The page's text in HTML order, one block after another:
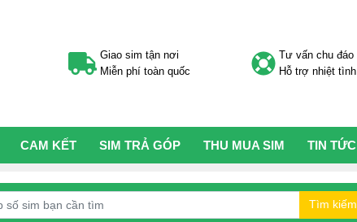
Giao sim tận nơi
Miễn phí toàn quốc
Tư vấn chu đáo
Hỗ trợ nhiệt tình
CAM KẾT SIM TRẢ GÓP THU MUA SIM TIN TỨC
Tìm kiếm